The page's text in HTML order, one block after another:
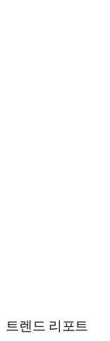
트렌드 리포트